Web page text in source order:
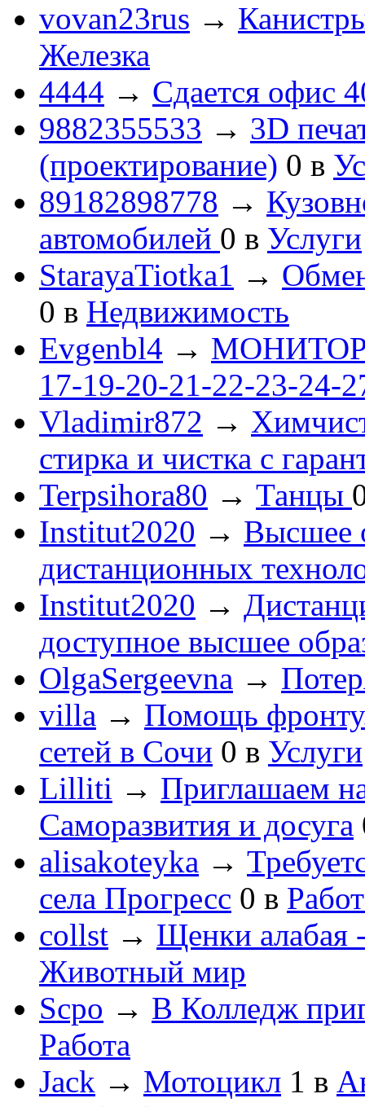
vovan23rus →
Железка
4444 → Сдается офис
9882355533 → 3D
(проектирование) 0 в
89182898778 →
автомобилей 0 в Услуги
StarayaTiotka1 →
0 в Недвижимость
Evgenbl4 → МОНИТОРЫ
17-19-20-21-22-23-24-
Vladimir872 →
стирка и чистка с
Terpsihora80 → Танцы
Institut2020 → Высшее
дистанционных
Institut2020 →
доступное высшее
OlgaSergeevna →
villa → Помощь
сетей в Сочи 0 в Услуги
Lilliti → Приглашаем
Саморазвития и досуга
alisakoteyka →
села Прогресс 0 в
collst → Щенки алабая
Животный мир
Scpo → В Колледж
Работа
Jack → Мотоцикл 1 в